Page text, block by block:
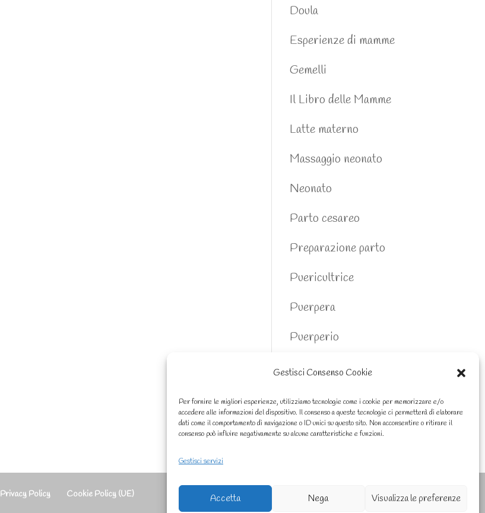
Gestisci Consenso Cookie
Per fornire le migliori esperienze, utilizziamo tecnologie come i cookie per memorizzare e/o
accedere alle informazioni del dispositivo. Il consenso a queste tecnologie ci permetterà di elaborare
dati come il comportamento di navigazione o ID unici su questo sito. Non acconsentire o ritirare il
consenso può influire negativamente su alcune caratteristiche e funzioni.
Gestisci servizi
Accetta Nega Visualizza le preferenze
Doula
Esperienze di mamme
Gemelli
Il Libro delle Mamme
Latte materno
Massaggio neonato
Neonato
Parto cesareo
Preparazione parto
Puericultrice
Puerpera
Puerperio
Reflusso neonati
Sonno neonato
Tata
Privacy Policy Cookie Policy (UE)